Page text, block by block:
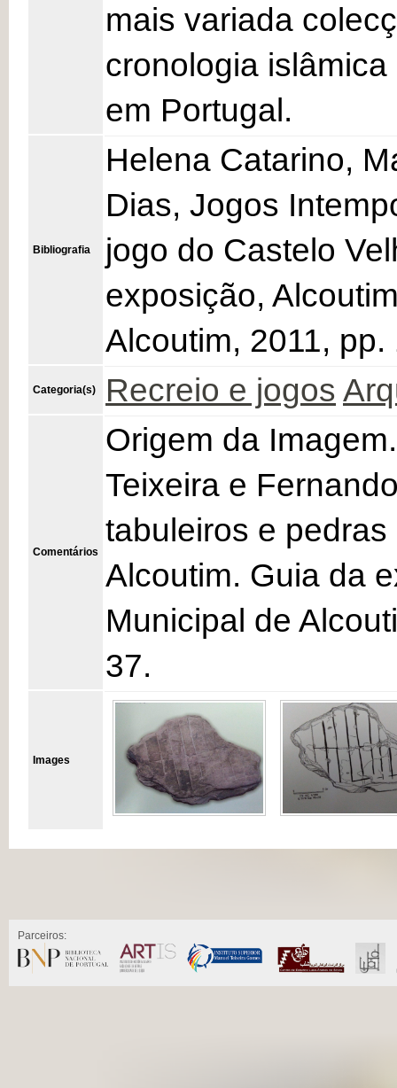
mais variada
cronologia
em Portugal.
Bibliografia
Helena Catarino,
Dias, Jogos
jogo do Castelo
exposição,
Alcoutim, 2011,
Categoria(s) Recreio e jogos
Comentários
Origem da
Teixeira e
tabuleiros e
Alcoutim. Guia da
Municipal de
37.
Images
Parceiros: